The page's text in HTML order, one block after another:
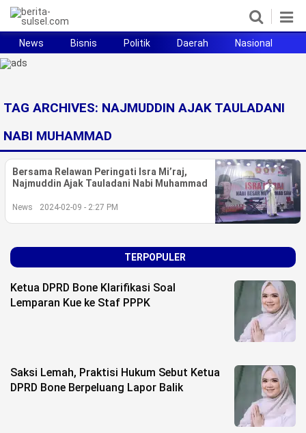
Home
Pendidikan
Bisnis
Hukum
Life Style
Opini
News Bisnis Politik Daerah Nasional
TAG ARCHIVES: NAJMUDDIN AJAK TAULADANI
NABI MUHAMMAD
Bersama Relawan Peringati Isra Mi’raj,
Najmuddin Ajak Tauladani Nabi Muhammad
News 2024-02-09 - 2:27 PM
TERPOPULER
Ketua DPRD Bone Klarifikasi Soal
Lemparan Kue ke Staf PPPK
Saksi Lemah, Praktisi Hukum Sebut Ketua
DPRD Bone Berpeluang Lapor Balik